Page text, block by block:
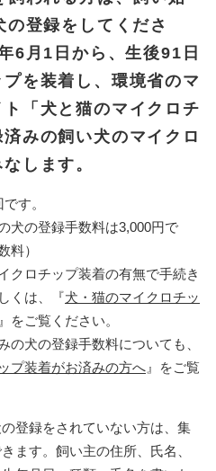
登録をしてくださ
6月1日から、生後91 日
を装着し、環境省のマ
「犬と猫のマイクロチ
みの飼い犬のマイクロ
なします。
す。
犬の登録手数料は3,000円で
料）
クロチップ装着の有無で手続き
くは、『犬・猫のマイクロチッ
』をご覧ください。
の犬の登録手数料についても、
プ装着がお済みの方へ 』をご覧
登録をされていない方は、集
ます。飼い主の住所、氏名、